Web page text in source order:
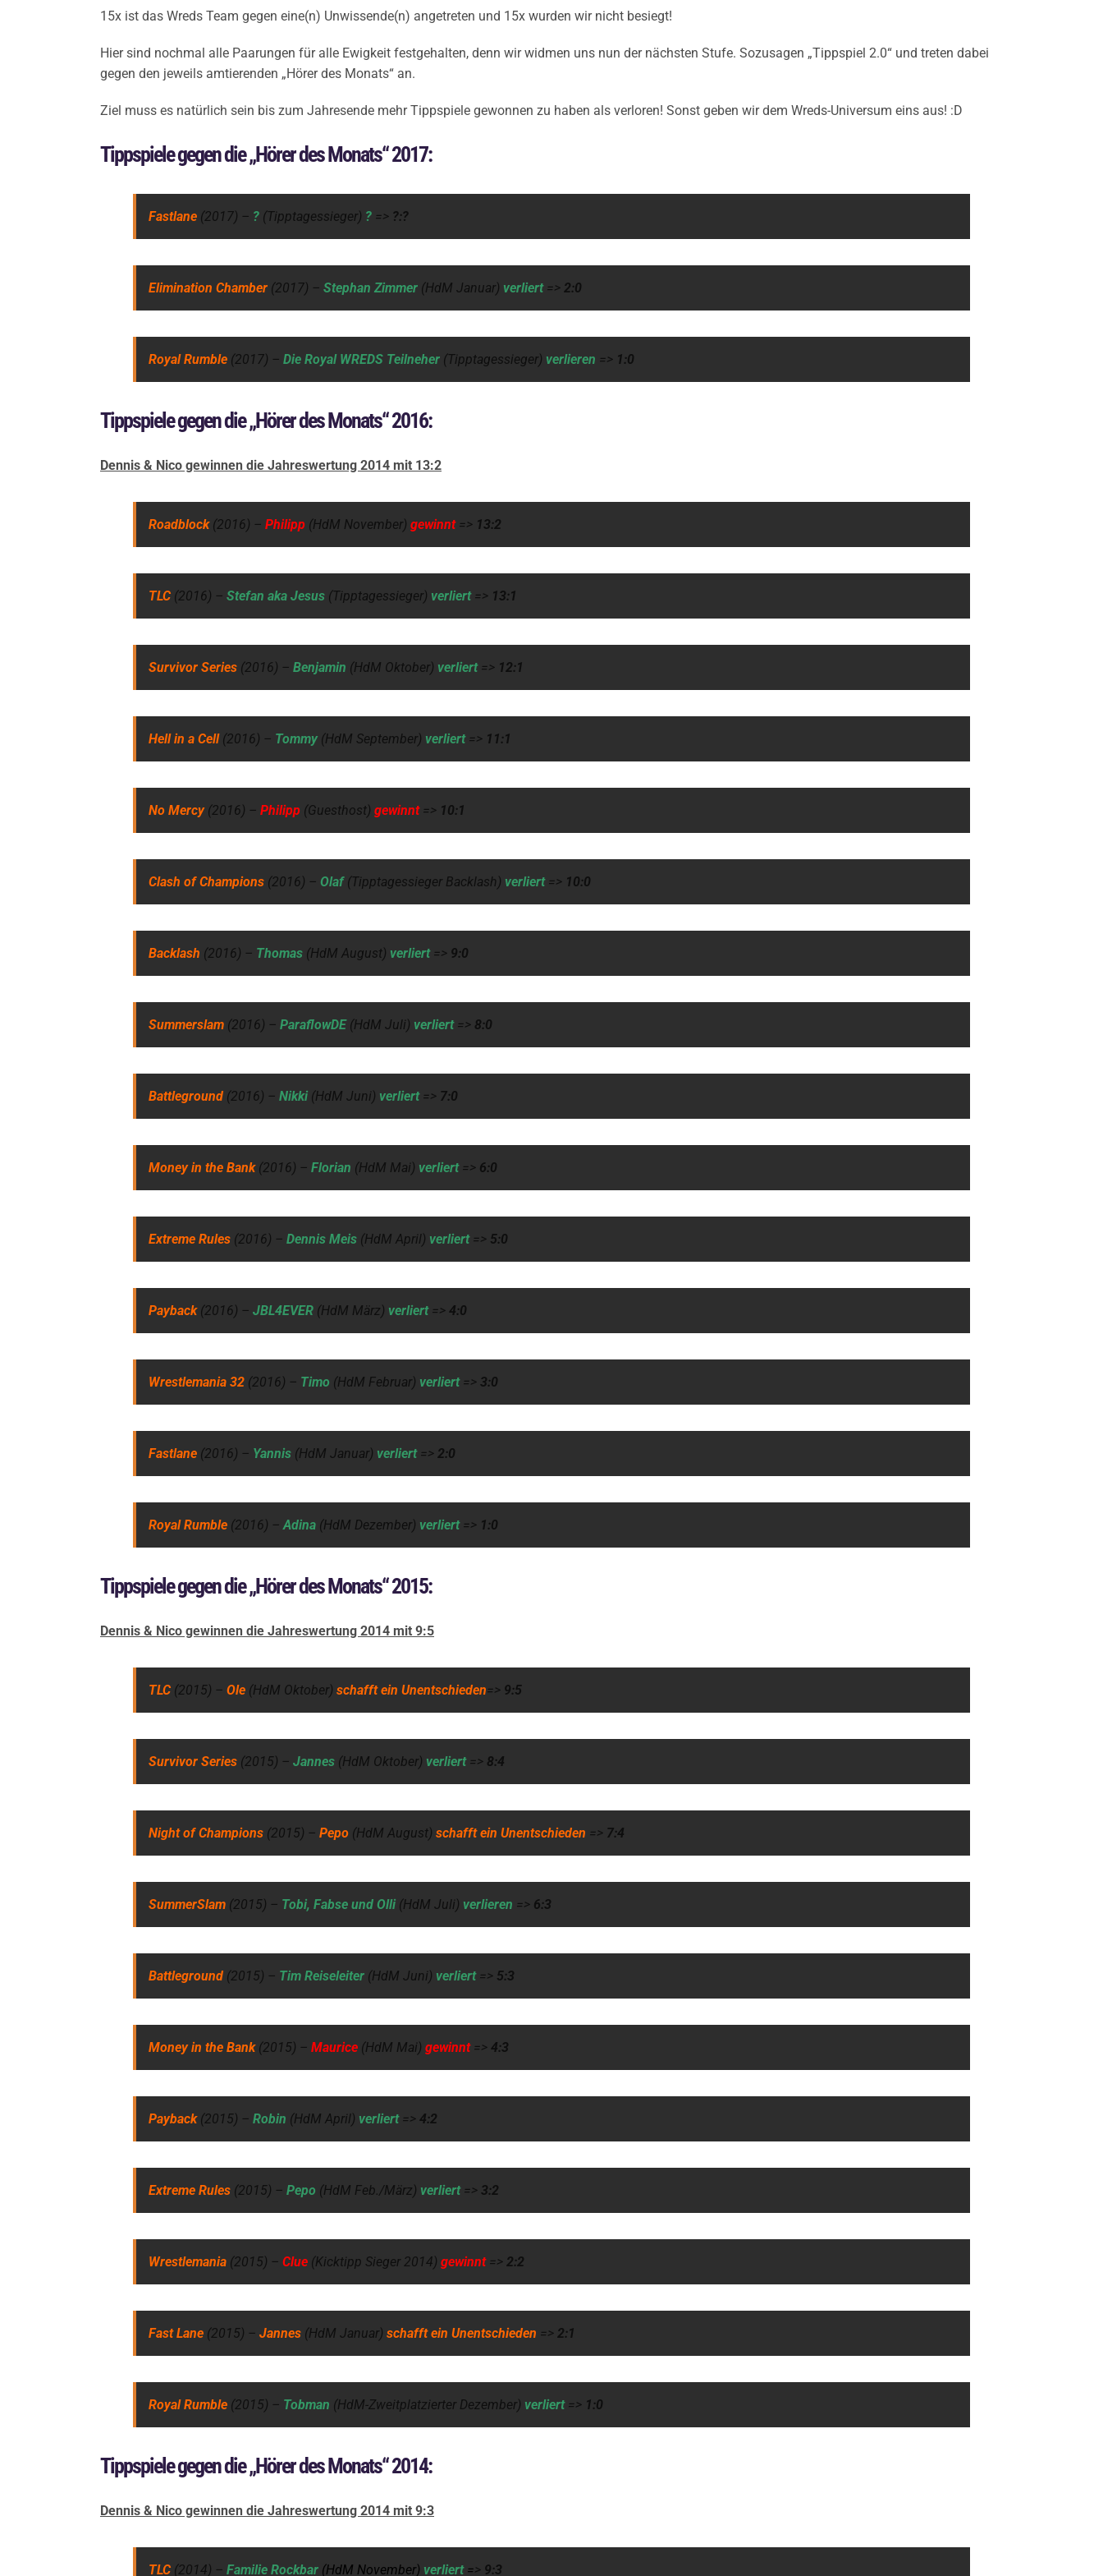
15x ist das Wreds Team gegen eine(n) Unwissende(n) angetreten und 15x wurden wir nicht besiegt!
Hier sind nochmal alle Paarungen für alle Ewigkeit festgehalten, denn wir widmen uns nun der nächsten Stufe. Sozusagen „Tippspiel 2.0“ und treten dabei
gegen den jeweils amtierenden „Hörer des Monats“ an.
Ziel muss es natürlich sein bis zum Jahresende mehr Tippspiele gewonnen zu haben als verloren! Sonst geben wir dem Wreds-Universum eins aus! :D
Tippspiele gegen die „Hörer des Monats“ 2017:
Fastlane (2017) – ? (Tipptagessieger) ? => ?:?
Elimination Chamber (2017) – Stephan Zimmer (HdM Januar) verliert => 2:0
Royal Rumble (2017) – Die Royal WREDS Teilneher (Tipptagessieger) verlieren => 1:0
Tippspiele gegen die „Hörer des Monats“ 2016:
Dennis & Nico gewinnen die Jahreswertung 2014 mit 13:2
Roadblock (2016) – Philipp (HdM November) gewinnt => 13:2
TLC (2016) – Stefan aka Jesus (Tipptagessieger) verliert => 13:1
Survivor Series (2016) – Benjamin (HdM Oktober) verliert => 12:1
Hell in a Cell (2016) – Tommy (HdM September) verliert => 11:1
No Mercy (2016) – Philipp (Guesthost) gewinnt => 10:1
Clash of Champions (2016) – Olaf (Tipptagessieger Backlash) verliert => 10:0
Backlash (2016) – Thomas (HdM August) verliert => 9:0
Summerslam (2016) – ParaflowDE (HdM Juli) verliert => 8:0
Battleground (2016) – Nikki (HdM Juni) verliert => 7:0
Money in the Bank (2016) – Florian (HdM Mai) verliert => 6:0
Extreme Rules (2016) – Dennis Meis (HdM April) verliert => 5:0
Payback (2016) – JBL4EVER (HdM März) verliert => 4:0
Wrestlemania 32 (2016) – Timo (HdM Februar) verliert => 3:0
Fastlane (2016) – Yannis (HdM Januar) verliert => 2:0
Royal Rumble (2016) –Adina (HdM Dezember) verliert => 1:0
Tippspiele gegen die „Hörer des Monats“ 2015:
Dennis & Nico gewinnen die Jahreswertung 2014 mit 9:5
TLC (2015) – Ole (HdM Oktober) schafft ein Unentschieden=> 9:5
Survivor Series (2015) – Jannes (HdM Oktober) verliert => 8:4
Night of Champions (2015) – Pepo (HdM August) schafft ein Unentschieden => 7:4
SummerSlam (2015) – Tobi, Fabse und Olli (HdM Juli) verlieren => 6:3
Battleground (2015) – Tim Reiseleiter (HdM Juni) verliert => 5:3
Money in the Bank (2015) – Maurice (HdM Mai) gewinnt => 4:3
Payback (2015) – Robin (HdM April) verliert => 4:2
Extreme Rules (2015) – Pepo (HdM Feb./März) verliert => 3:2
Wrestlemania (2015) – Clue (Kicktipp Sieger 2014) gewinnt => 2:2
Fast Lane (2015) – Jannes (HdM Januar) schafft ein Unentschieden => 2:1
Royal Rumble (2015) – Tobman (HdM-Zweitplatzierter Dezember) verliert => 1:0
Tippspiele gegen die „Hörer des Monats“ 2014:
Dennis & Nico gewinnen die Jahreswertung 2014 mit 9:3
TLC (2014) – Familie Rockbar (HdM November) verliert=> 9:3